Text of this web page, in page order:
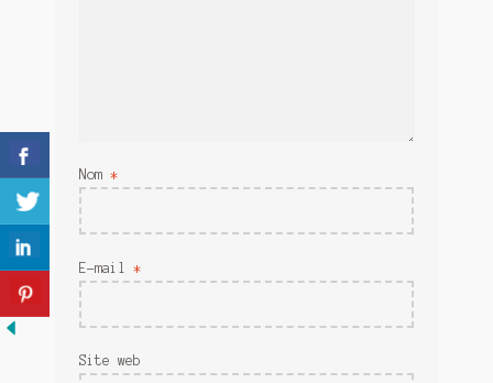
Panier
Sans retour
Sauver ou périr
Une baffe et ça repart
Nom *
E-mail *
Site web